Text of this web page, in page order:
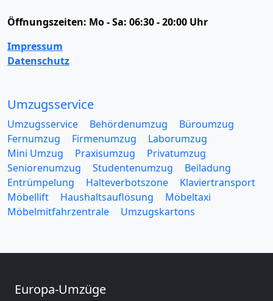
Öffnungszeiten: Mo - Sa: 06:30 - 20:00 Uhr
Impressum
Datenschutz
Umzugsservice
Umzugsservice Behördenumzug
Büroumzug
Fernumzug
Firmenumzug
Laborumzug
Mini Umzug
Praxisumzug
Privatumzug
Seniorenumzug
Studentenumzug
Beiladung
Entrümpelung
Halteverbotszone
Klaviertransport
Möbellift
Haushaltsauflösung
Möbeltaxi
Möbelmitfahrzentrale
Umzugskartons
Europa-Umzüge